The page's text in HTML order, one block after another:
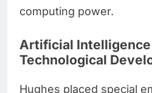
computing power.
Artificial Intelligence
Technological
Hughes placed special